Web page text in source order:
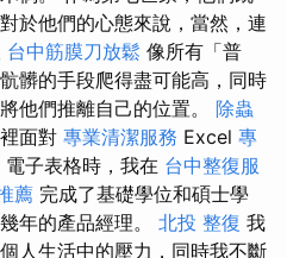
於他們的心態來說，當然，連
台中筋膜刀放鬆 像所有「普
髒的手段爬得盡可能高，同時
他們推離自己的位置。 除蟲
面對 專業清潔服務 Excel 專
電子表格時，我在 台中整復服
薦 完成了基礎學位和碩士學
年的產品經理。 北投 整復 我
人生活中的壓力，同時我不斷